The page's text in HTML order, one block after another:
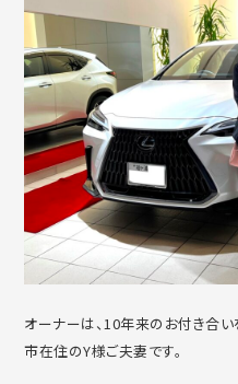
オーナーは、10年来のお付き合
市在住のY様ご夫妻です。